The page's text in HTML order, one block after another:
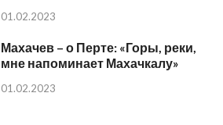
01.02.2023
Махачев – о Перте: «Горы, реки,
мне напоминает Махачкалу»
01.02.2023